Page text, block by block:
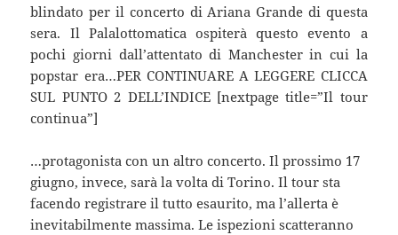
blindato per il concerto di Ariana Grande di questa
sera. Il Palalottomatica ospiterà questo evento a
pochi giorni dall’attentato di Manchester in cui la
popstar era…PER CONTINUARE A LEGGERE CLICCA
SUL PUNTO 2 DELL’INDICE [nextpage title=”Il tour
continua”]
…protagonista con un altro concerto. Il prossimo 17
giugno, invece, sarà la volta di Torino. Il tour sta
facendo registrare il tutto esaurito, ma l’allerta è
inevitabilmente massima. Le ispezioni scatteranno